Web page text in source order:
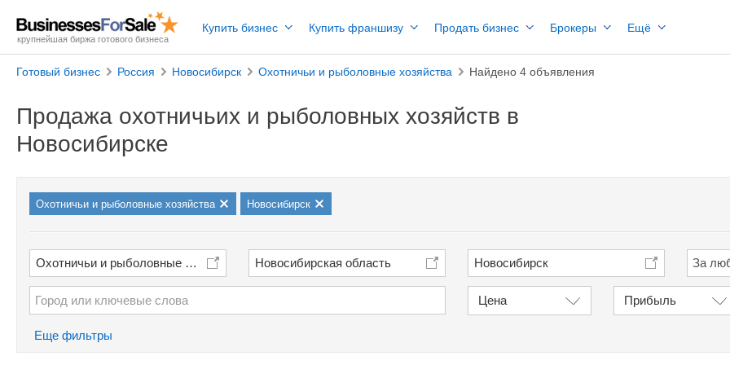
крупнейшая биржа готового бизнеса
Купить бизнес Купить франшизу Продать бизнес Брокеры Ещё
Готовый бизнес Россия Новосибирск Охотничьи и рыболовные хозяйства Найдено 4 объявления
Продажа охотничьих и рыболовных хозяйств в
Новосибирске
Охотничьи и рыболовные хозяйства Новосибирск
Охотничьи и рыболовные хозяйства Новосибирская область Новосибирск
Цена Прибыль
Еще фильтры